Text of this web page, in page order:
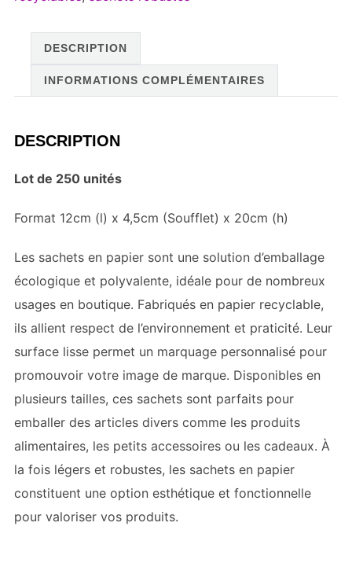
12x20cmDESCRIPTION
INFORMATIONS COMPLÉMENTAIRES
DESCRIPTION
Lot de 250 unités
Format 12cm (l) x 4,5cm (Soufflet) x 20cm (h)
Les sachets en papier sont une solution d’emballage
écologique et polyvalente, idéale pour de nombreux
usages en boutique. Fabriqués en papier recyclable,
ils allient respect de l’environnement et praticité. Leur
surface lisse permet un marquage personnalisé pour
promouvoir votre image de marque. Disponibles en
plusieurs tailles, ces sachets sont parfaits pour
emballer des articles divers comme les produits
alimentaires, les petits accessoires ou les cadeaux. À
la fois légers et robustes, les sachets en papier
constituent une option esthétique et fonctionnelle
pour valoriser vos produits.